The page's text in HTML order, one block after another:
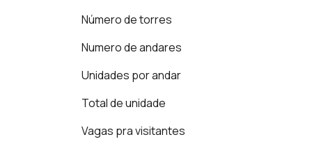
Número de torres
Numero de andares
Unidades por andar
Total de unidade
Vagas pra visitantes